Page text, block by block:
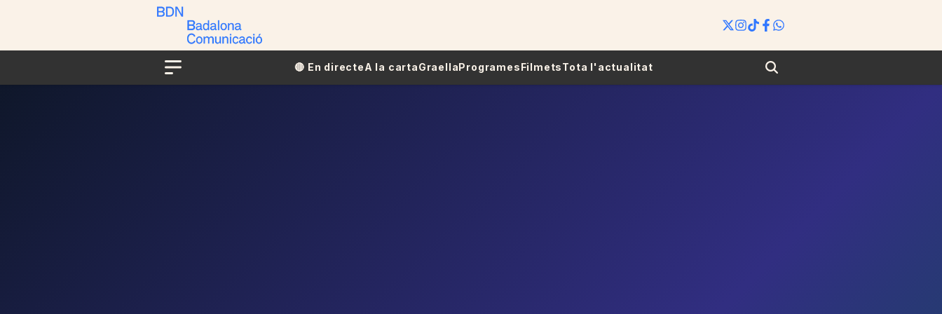
Menu
🔴​​ En directeA la cartaGraellaProgramesFilmetsTota l'actualitat Search